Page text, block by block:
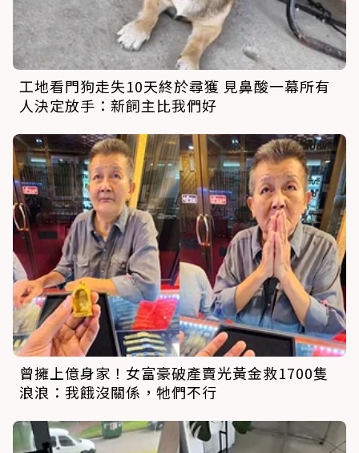
工地看門狗走失10天終於尋獲 見鼻酸一幕所有
人決定放手：新飼主比我們好
曾擁上億身家！女富豪破產賣光黃金救1700隻
浪浪：我餓沒關係，牠們不行